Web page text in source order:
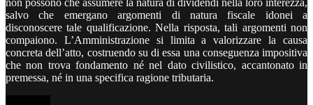
salvo che emergano argomenti di natura fiscale idonei a
disconoscere tale qualificazione. Nella risposta, tali argomenti non
compaiono. L’Amministrazione si limita a valorizzare la causa
concreta dell’atto, costruendo su di essa una conseguenza impositiva
che non trova fondamento né nel dato civilistico, accantonato in
premessa, né in una specifica ragione tributaria.